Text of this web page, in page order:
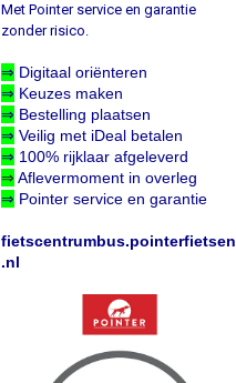
Met Pointer service en garantie
zonder risico.
⇒ Digitaal oriënteren
⇒ Keuzes maken
⇒ Bestelling plaatsen
⇒ Veilig met iDeal betalen
⇒ 100% rijklaar afgeleverd
⇒ Aflevermoment in overleg
⇒ Pointer service en garantie
fietscentrumbus.pointerfietsen
.nl